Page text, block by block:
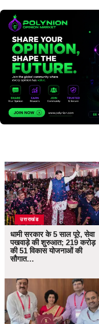
उत्तराखंड
धामी सरकार के 5 साल पूरे, सेवा
पखवाड़े की शुरुआत; 219 करोड़
की 51 विकास योजनाओं की
सौगात…